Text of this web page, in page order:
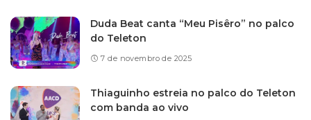
Duda Beat canta “Meu Pisêro” no palco
do Teleton
7 de novembro de 2025
Thiaguinho estreia no palco do Teleton
com banda ao vivo